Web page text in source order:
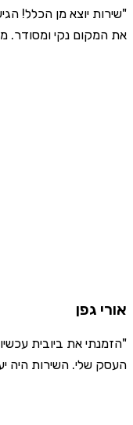
"שירות יוצא מן הכלל!
את המקום נקי ומסודר.
אורי גפן
"הזמנתי את ביובית
העסק שלי. השירות היה